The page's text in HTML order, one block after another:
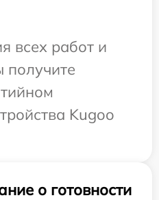
всех работ и
получите
Kugoo
о готовности